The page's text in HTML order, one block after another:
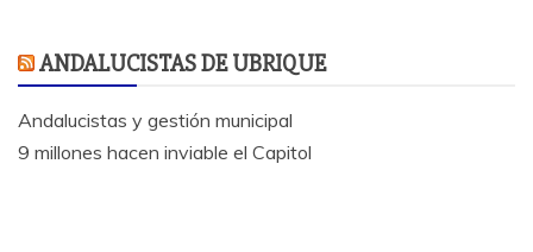
ANDALUCISTAS DE UBRIQUE
Andalucistas y gestión municipal
9 millones hacen inviable el Capitol